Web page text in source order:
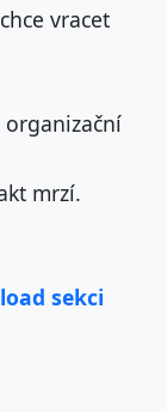
vracet
organizační
mrzí.
sekci